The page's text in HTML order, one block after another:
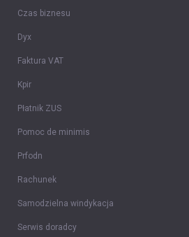
Czas biznesu
Dyx
Faktura VAT
Kpir
Płatnik ZUS
Pomoc de minimis
Prfodn
Rachunek
Samodzielna windykacja
Serwis doradcy